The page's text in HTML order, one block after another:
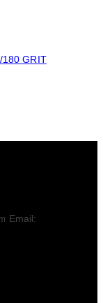
180 GRIT
Email: